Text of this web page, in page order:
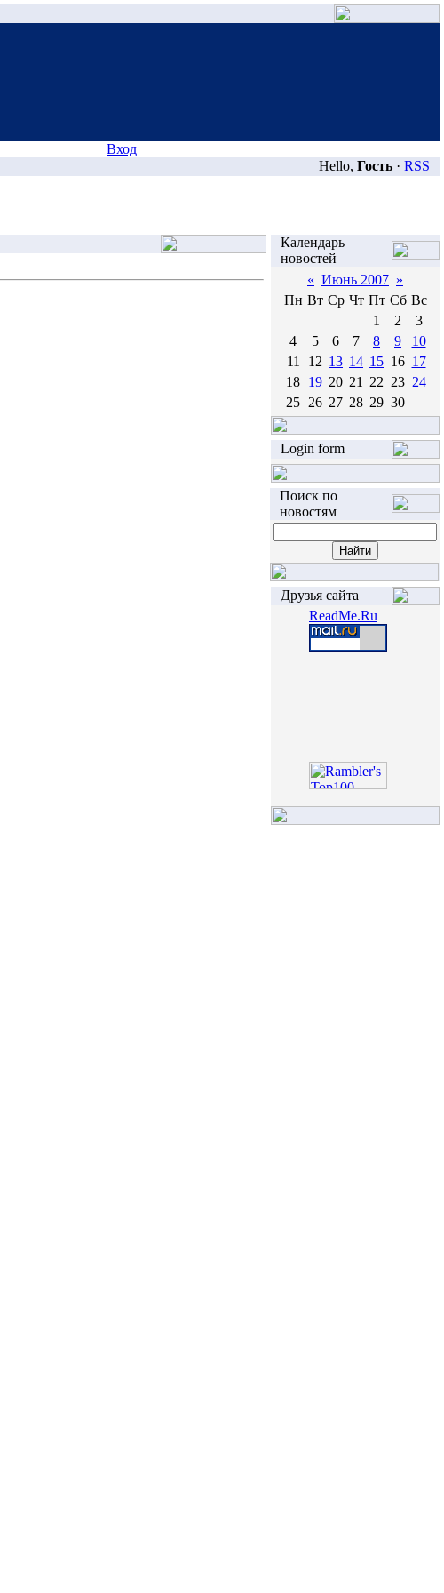
Вход
Hello, Гость · RSS
Календарь
новостей
« Июнь 2007 »
Пн Вт Ср Чт Пт Сб Вс
1
2
3
4
5 6 7 8 9
10
11
12 13 14 15 16 17
18 19 20 21 22 23 24
25 26 27 28 29 30
Login form
Поиск по
новостям
Друзья сайта
ReadMe.Ru